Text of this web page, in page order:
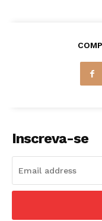
Inscreva-se